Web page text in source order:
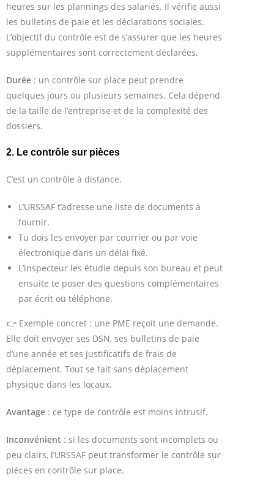
heures sur les plannings des salariés. Il vérifie aussi
les bulletins de paie et les déclarations sociales.
L’objectif du contrôle est de s’assurer que les heures
supplémentaires sont correctement déclarées.
Durée : un contrôle sur place peut prendre
quelques jours ou plusieurs semaines. Cela dépend
de la taille de l’entreprise et de la complexité des
dossiers.
2. Le contrôle sur pièces
C’est un contrôle à distance.
L’URSSAF t’adresse une liste de documents à
fournir.
Tu dois les envoyer par courrier ou par voie
électronique dans un délai fixé.
L’inspecteur les étudie depuis son bureau et peut
ensuite te poser des questions complémentaires
par écrit ou téléphone.
👉 Exemple concret : une PME reçoit une demande.
Elle doit envoyer ses DSN, ses bulletins de paie
d’une année et ses justificatifs de frais de
déplacement. Tout se fait sans déplacement
physique dans les locaux.
Avantage : ce type de contrôle est moins intrusif.
Inconvénient : si les documents sont incomplets ou
peu clairs, l’URSSAF peut transformer le contrôle sur
pièces en contrôle sur place.